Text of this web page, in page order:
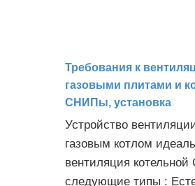
Требования к
газовыми плитами и
СНИПы, установка
Устройство
газовым котлом
вентиляция
следующие типы :